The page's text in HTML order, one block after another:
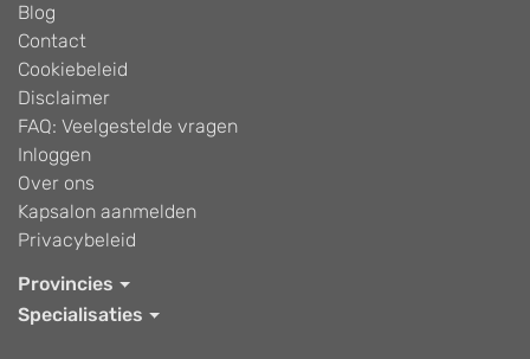
Blog
Contact
Cookiebeleid
Disclaimer
FAQ: Veelgestelde vragen
Inloggen
Over ons
Kapsalon aanmelden
Privacybeleid
Provincies
Specialisaties